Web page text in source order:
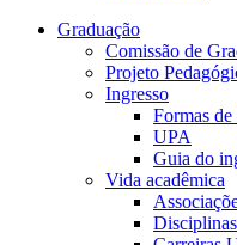
Graduação
Comissão de
Projeto
Ingresso
Formas de
UPA
Guia do
Vida acadêmica
Disciplinas